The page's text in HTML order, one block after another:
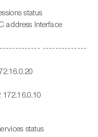
status
address Interface
--------------
status